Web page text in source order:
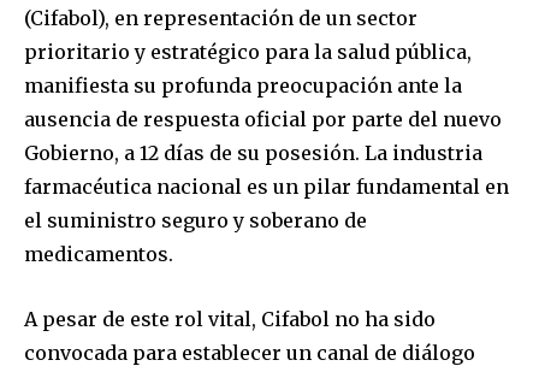
(Cifabol), en representación de un sector
prioritario y estratégico para la salud pública,
manifiesta su profunda preocupación ante la
ausencia de respuesta oficial por parte del nuevo
Gobierno, a 12 días de su posesión. La industria
farmacéutica nacional es un pilar fundamental en
el suministro seguro y soberano de
medicamentos.
A pesar de este rol vital, Cifabol no ha sido
convocada para establecer un canal de diálogo